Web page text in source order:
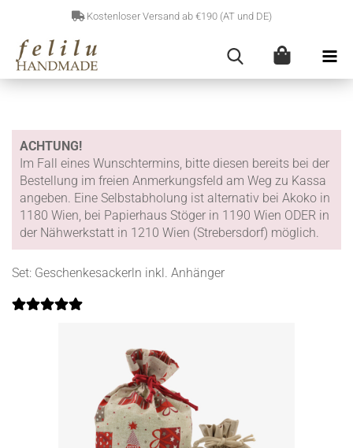
Kostenloser Versand ab €190 (AT und DE)
ACHTUNG!
Im Fall eines Wunschtermins, bitte diesen bereits bei der
Bestellung im freien Anmerkungsfeld am Weg zu Kassa
angeben. Eine Selbstabholung ist alternativ bei Akoko in
1180 Wien, bei Papierhaus Stöger in 1190 Wien ODER in
der Nähwerkstatt in 1210 Wien (Strebersdorf) möglich.
Set: Geschenkesackerln inkl. Anhänger